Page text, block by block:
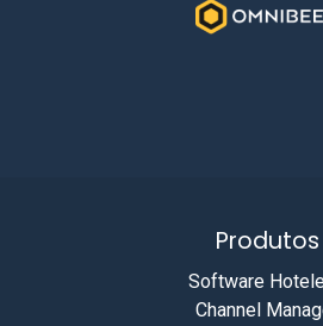
Produtos
Software
Channel